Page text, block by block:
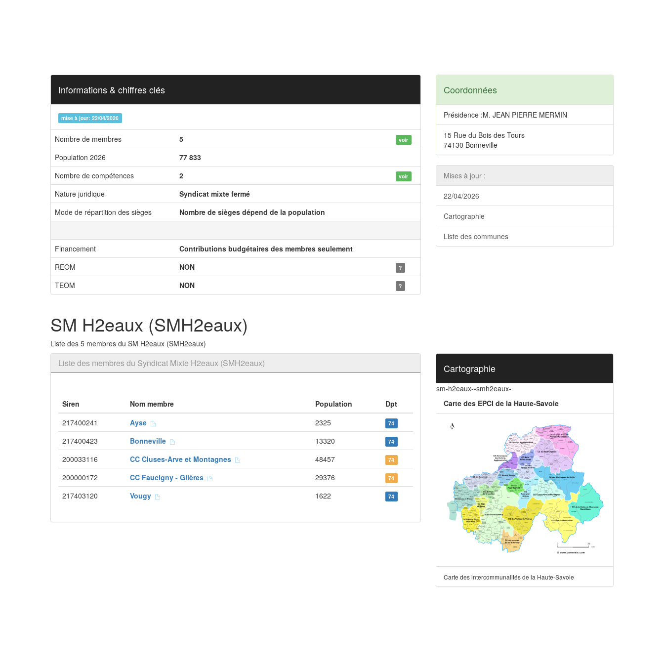
Informations & chiffres clés
mise à jour: 22/04/2026
Nombre de membres 5 voir
Population 2026
77 833
Nombre de compétences
2 voir
Nature juridique
Syndicat mixte fermé
Mode de répartition des sièges
Nombre de sièges dépend de la population
Financement
Contributions budgétaires des membres seulement
REOM
NON ?
TEOM NON ?
Coordonnées
Présidence :M. JEAN PIERRE MERMIN
15 Rue du Bois des Tours
74130 Bonneville
Mises à jour :
22/04/2026
Cartographie
Liste des communes
SM H2eaux (SMH2eaux)
Liste des 5 membres du SM H2eaux (SMH2eaux)
Liste des membres du Syndicat Mixte H2eaux (SMH2eaux)
Siren Nom membre Population
Dpt
217400241
Ayse 2325 74
217400423 Bonneville 13320 74
200033116 CC Cluses-Arve et Montagnes 48457 74
200000172 CC Faucigny - Glières 29376 74
217403120 Vougy 1622 74
Cartographie
sm-h2eaux--smh2eaux-
Carte des EPCI de la Haute-Savoie
Carte des intercommunalités de la Haute-Savoie